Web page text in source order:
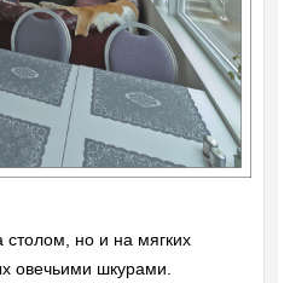
столом, но и на мягких
овечьими шкурами.